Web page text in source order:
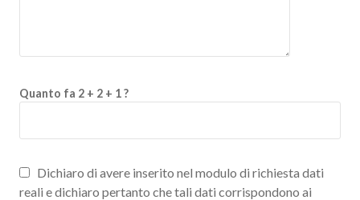
Quanto fa 2 + 2 + 1 ?
Dichiaro di avere inserito nel modulo di richiesta dati
reali e dichiaro pertanto che tali dati corrispondono ai